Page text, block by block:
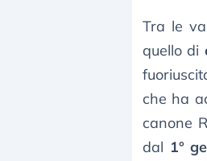
Tra le
quello di
che ha
canone
dal 1°